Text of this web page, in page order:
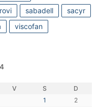
rovi sabadell
sacyr
viscofan
V S
D
1
2